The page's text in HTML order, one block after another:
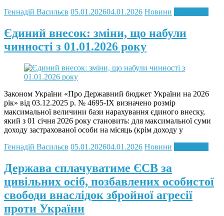
Геннадій Васильєв 05.01.202604.01.2026 Новини
Єдиний внесок: зміни, що набули
чинності з 01.01.2026 року
Законом України «Про Державний бюджет України на 2026
рік» від 03.12.2025 р. № 4695-ІX визначено розмір
максимальної величини бази нарахування єдиного внеску,
який з 01 січня 2026 року становить: для максимальної суми
доходу застрахованої особи на місяць (крім доходу у
Геннадій Васильєв 05.01.202604.01.2026 Новини
Держава сплачуватиме ЄСВ за
цивільних осіб, позбавлених особистої
свободи внаслідок збройної агресії
проти України